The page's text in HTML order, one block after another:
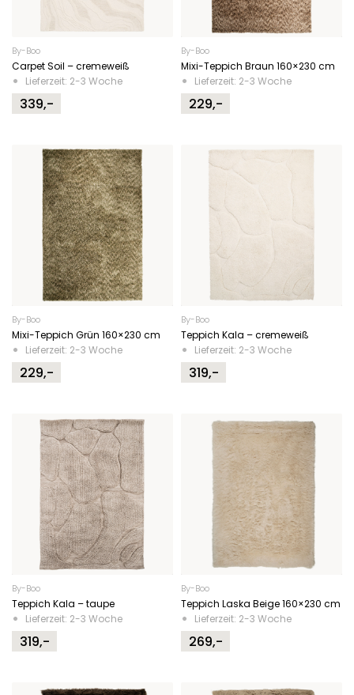
By-Boo
Carpet Soil – cremeweiß
Lieferzeit: 2-3 Woche
339,-
By-Boo
Mixi-Teppich Braun 160×230 cm
Lieferzeit: 2-3 Woche
229,-
By-Boo
Mixi-Teppich Grün 160×230 cm
Lieferzeit: 2-3 Woche
229,-
By-Boo
Teppich Kala – cremeweiß
Lieferzeit: 2-3 Woche
319,-
By-Boo
Teppich Kala – taupe
Lieferzeit: 2-3 Woche
319,-
By-Boo
Teppich Laska Beige 160×230 cm
Lieferzeit: 2-3 Woche
269,-